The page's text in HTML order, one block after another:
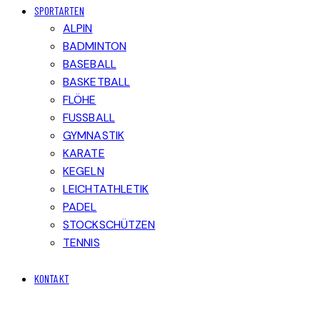
SPORTARTEN
ALPIN
BADMINTON
BASEBALL
BASKETBALL
FLÖHE
FUSSBALL
GYMNASTIK
KARATE
KEGELN
LEICHTATHLETIK
PADEL
STOCKSCHÜTZEN
TENNIS
KONTAKT